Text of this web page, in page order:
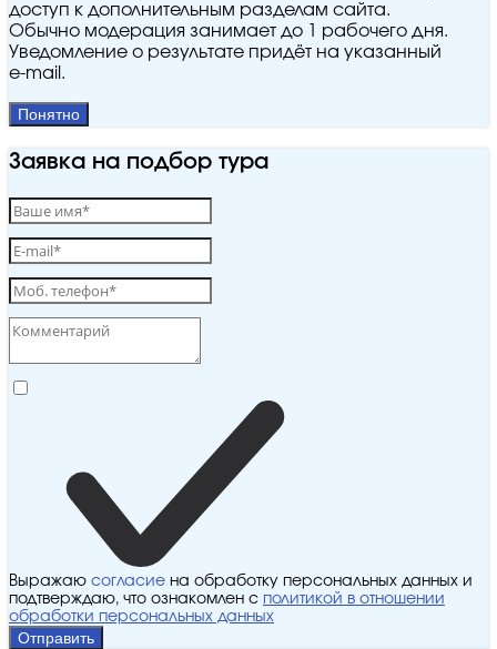
доступ к дополнительным разделам сайта.
Обычно модерация занимает до 1 рабочего дня.
Уведомление о результате придёт на указанный
e‑mail.
Понятно
Заявка на подбор тура
Выражаю согласие на обработку персональных данных и
подтверждаю, что ознакомлен с политикой в отношении
обработки персональных данных
Отправить